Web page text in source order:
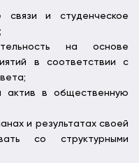
связи и студенческое
на основе
в соответствии с
актив в общественную
и результатах своей
со структурными